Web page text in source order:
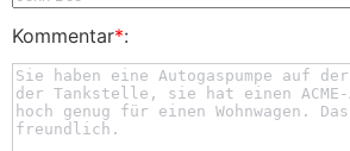
Kommentar*: